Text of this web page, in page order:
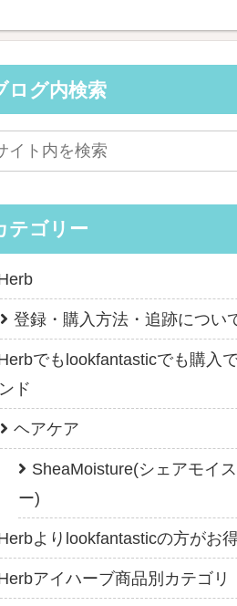
ログ内検索
テゴリー
登録・購入方法・追跡につい
でもlookfantasticでも購入
ド
ヘアケア
SheaMoisture(シェアモイ
ー)
よりlookfantasticの方がお
アイハーブ商品別カテゴリ